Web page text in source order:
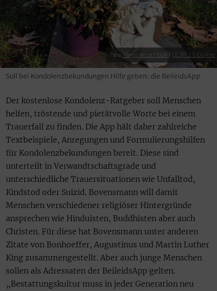
Foto: Marco Verch / flickr CC BY 2.0 Generic
Soll bei Kondolenzbekundungen Hilfe geben: die BeileidsApp
Der kostenlose Kondolenz-Ratgeber soll Menschen
helfen, tröstende und pietätvolle Worte bei einem
Trauerfall zu finden. Die App hält daher zahlreiche
Textbeispiele, Anregungen und Formulierungshilfen
für Kondolenzbekundungen bereit. Diese sind
unterteilt in Verwandtschaftsgrade und
unterschiedliche Trauersituationen wie Unfalltod,
Kindstod oder Suizid. Bovensmann will damit
Menschen verschiedener religiöser Hintergründe
ansprechen wie Hinduisten, Buddhisten aber auch
Christen. Für diese hat Bovensmann unter anderen
Zitate von Bonhoeffer, Augustinus und Martin Luther
King zusammengestellt. Aber auch junge Menschen
sollen als Adressaten der BeileidsApp gelten.
„Bestattungskultur muss in jeder Generation neu